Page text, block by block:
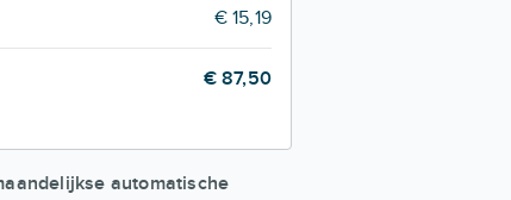
€ 15,19
€ 87,50
automatische